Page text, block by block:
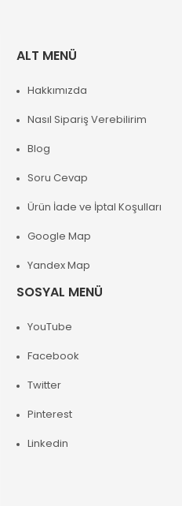
ALT MENÜ
Hakkımızda
Nasıl Sipariş Verebilirim
Blog
Soru Cevap
Ürün İade ve İptal Koşulları
Google Map
Yandex Map
SOSYAL MENÜ
YouTube
Facebook
Twitter
Pinterest
Linkedin